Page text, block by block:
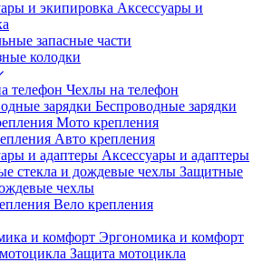
Аксессуары и
запасные части
колодки
Чехлы на телефон
Беспроводные зарядки
Мото крепления
Авто крепления
Аксессуары и адаптеры
Защитные
чехлы
Вело крепления
Эргономика и комфорт
Защита мотоцикла